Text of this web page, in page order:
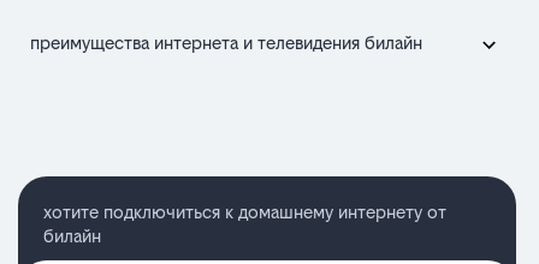
преимущества интернета и телевидения билайн
хотите подключиться к домашнему интернету от
билайн